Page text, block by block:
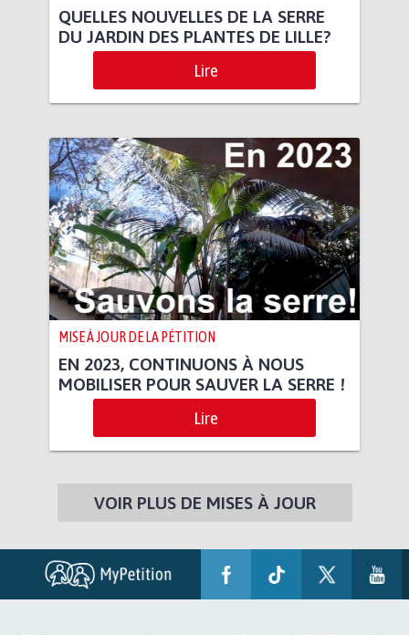
QUELLES NOUVELLES DE LA SERRE
DU JARDIN DES PLANTES DE LILLE?
Lire
MISE À JOUR DE LA PÉTITION
EN 2023, CONTINUONS À NOUS
MOBILISER POUR SAUVER LA SERRE !
Lire
VOIR PLUS DE MISES À JOUR